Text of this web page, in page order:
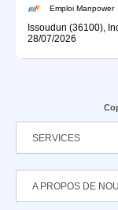
Emploi Manpower
Issoudun (36100),
28/07/2026
SERVICES
A PROPOS DE